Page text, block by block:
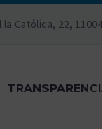
la Católica, 22,